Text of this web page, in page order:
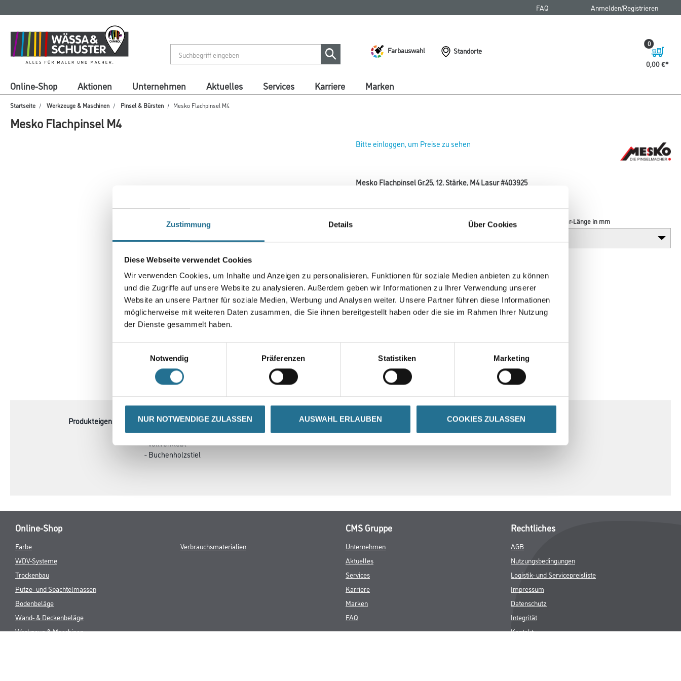
Zustimmung Details Über Cookies
Diese Webseite verwendet Cookies
Wir verwenden Cookies, um Inhalte und Anzeigen zu personalisieren, Funktionen für soziale Medien anbieten zu können
und die Zugriffe auf unsere Website zu analysieren. Außerdem geben wir Informationen zu Ihrer Verwendung unserer
Website an unsere Partner für soziale Medien, Werbung und Analysen weiter. Unsere Partner führen diese Informationen
möglicherweise mit weiteren Daten zusammen, die Sie ihnen bereitgestellt haben oder die sie im Rahmen Ihrer Nutzung
der Dienste gesammelt haben.
Notwendig
Präferenzen Statistiken Marketing
NUR NOTWENDIGE ZULASSEN AUSWAHL ERLAUBEN COOKIES ZULASSEN
springen
springen
FAQ Anmelden/Registrieren
Farbauswahl
Standorte
0,00 €
0
Online-Shop Aktionen Unternehmen Aktuelles Services Karriere Marken
Startseite Werkzeuge & Maschinen Pinsel & Bürsten Mesko Flachpinsel M4
Mesko Flachpinsel M4
Bitte einloggen, um Preise zu sehen
Mesko Flachpinsel Gr.25, 12. Stärke, M4 Lasur #403925
Borsten- / Haar-Länge in mm
Umrechnungsfaktoren
CURRENT
TAB:
PRODUKTEIGENSCHAFTEN ZUSATZINFOS GEFAHRENHINWEISE SPEZIFIKATIONEN
Produkteigenschaft
- Lasurmischung M4
- Grüne Polyamid Kunststoff-Fassung
- Vollverklebt
- Buchenholzstiel
Online-Shop
Farbe
WDV-Systeme
Trockenbau
Putze- und Spachtelmassen
Bodenbeläge
Wand- & Deckenbeläge
Werkzeug & Maschinen
Verbrauchsmaterialien
CMS Gruppe
Unternehmen
Aktuelles
Services
Karriere
Marken
FAQ
Rechtliches
AGB
Nutzungsbedingungen
Logistik- und Servicepreisliste
Impressum
Datenschutz
Integrität
Kontakt